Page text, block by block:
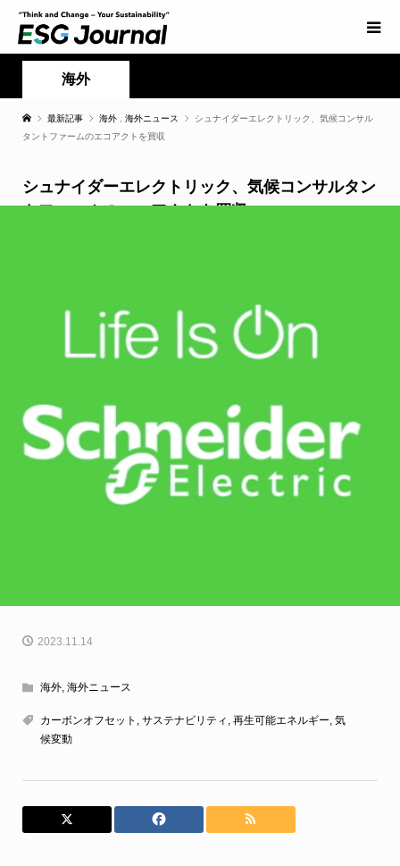
海外
最新記事 海外 海外ニュース
シュナイダーエレクトリック、気候コンサル
タントファームのエコアクトを買収
シュナイダーエレクトリック、気候コンサルタン
トファームのエコアクトを買収
2023.11.14
海外, 海外ニュース
カーボンオフセット , サステナビリティ , 再生可能エネルギー, 気
候変動